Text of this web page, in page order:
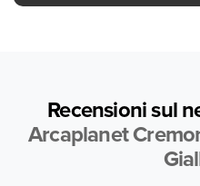
Recensioni sul
Arcaplanet